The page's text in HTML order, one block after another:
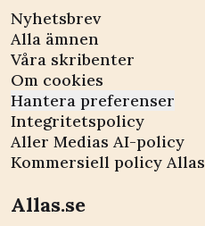
Nyhetsbrev
Alla ämnen
Våra skribenter
Om cookies
Hantera preferenser
Integritetspolicy
Aller Medias AI-policy
Kommersiell policy Allas
Allas.se